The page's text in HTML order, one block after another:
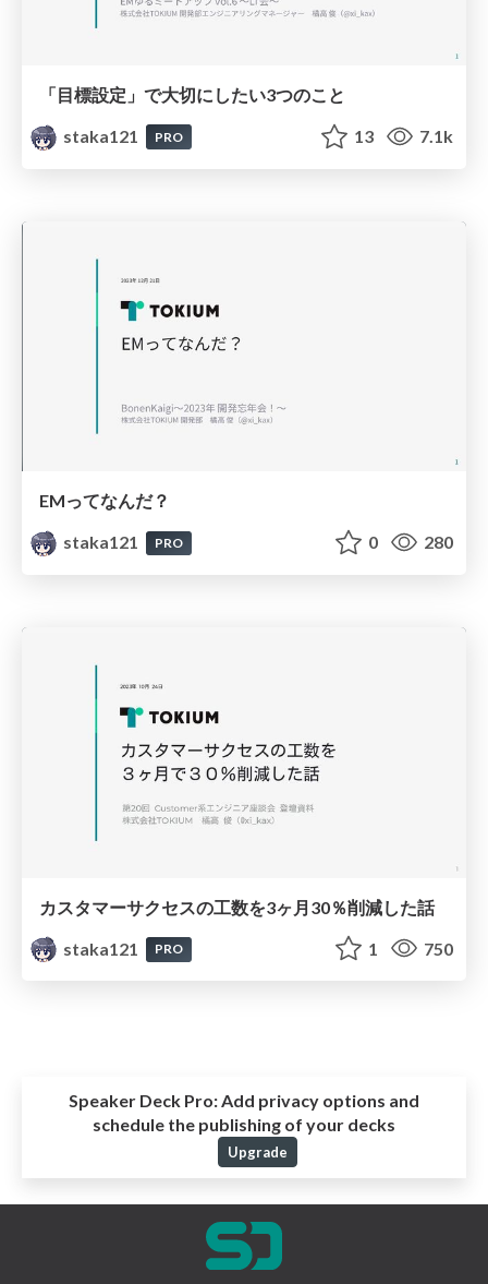
「目標設定」で大切にしたい3つのこと
staka121
PRO 13 7.1k
EMってなんだ？
staka121
PRO 0 280
カスタマーサクセスの工数を3ヶ月30％削減した話
staka121
PRO 1 750
Speaker Deck Pro: Add privacy options and
schedule the publishing of your decks
Upgrade